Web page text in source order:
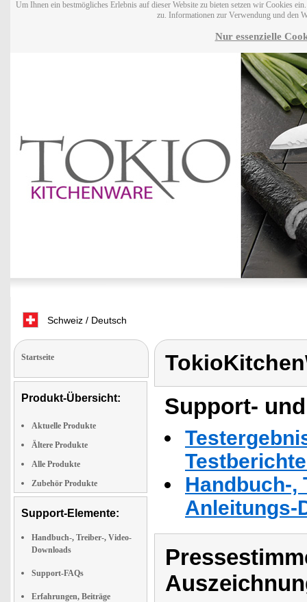
Um Ihnen ein bestmögliches Erlebnis auf dieser Website zu bieten setzen wir Cookies
zu. Informationen zur Verwendung und den
Nur essenzielle
Schweiz / Deutsch
Startseite
Produkt-Übersicht:
Aktuelle Produkte
Ältere Produkte
Alle Produkte
Zubehör Produkte
Support-Elemente:
Handbuch-, Treiber-, Video-
Downloads
Support-FAQs
Erfahrungen, Beiträge
Support-
Handbuch-,
Anleitungs-